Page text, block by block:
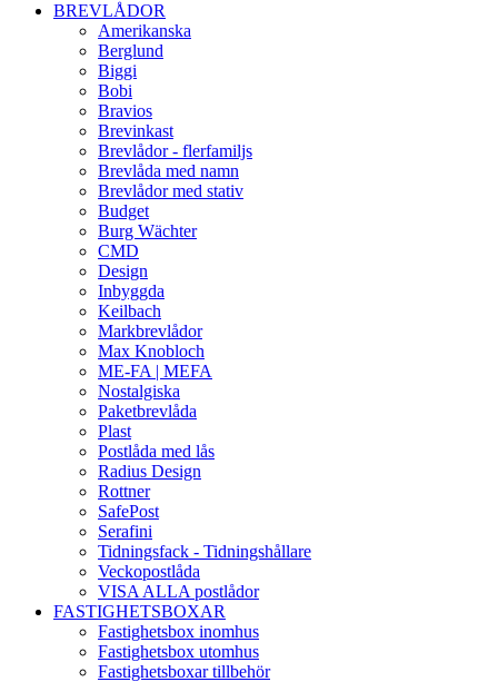
BREVLÅDOR
Amerikanska
Berglund
Biggi
Bobi
Bravios
Brevinkast
Brevlådor - flerfamiljs
Brevlåda med namn
Brevlådor med stativ
Budget
Burg Wächter
CMD
Design
Inbyggda
Keilbach
Markbrevlådor
Max Knobloch
ME-FA | MEFA
Nostalgiska
Paketbrevlåda
Plast
Postlåda med lås
Radius Design
Rottner
SafePost
Serafini
Tidningsfack - Tidningshållare
Veckopostlåda
VISA ALLA postlådor
FASTIGHETSBOXAR
Fastighetsbox inomhus
Fastighetsbox utomhus
Fastighetsboxar tillbehör